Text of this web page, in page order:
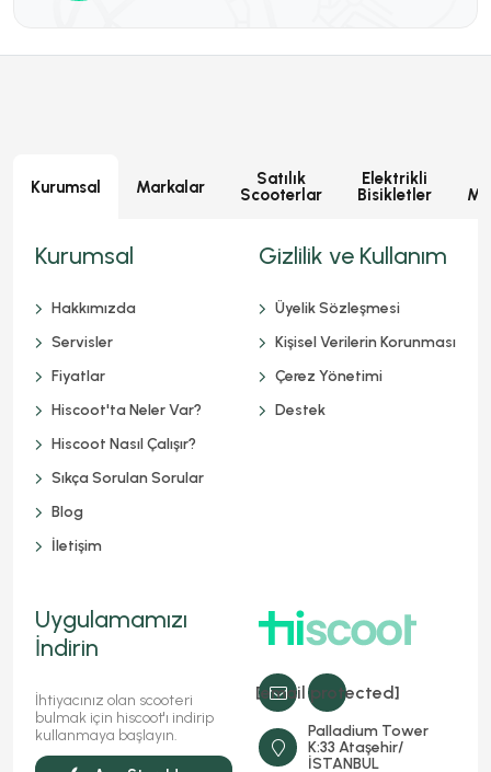
Kurumsal Markalar
Satılık
Scooterlar
Elektrikli
Bisikletler
[email protected]
Palladium Tower
K:33 Ataşehir/
İSTANBUL
Kurumsal
Hakkımızda
Servisler
Fiyatlar
Hiscoot'ta Neler Var?
Hiscoot Nasıl Çalışır?
Sıkça Sorulan Sorular
Blog
İletişim
Gizlilik ve Kullanım
Üyelik Sözleşmesi
Kişisel Verilerin Korunması
Çerez Yönetimi
Destek
Uygulamamızı
İndirin
İhtiyacınız olan scooteri
bulmak için hiscoot'ı indirip
kullanmaya başlayın.